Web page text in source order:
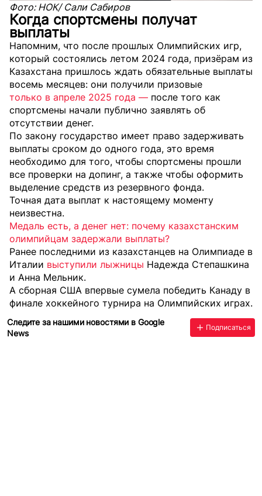
Фото: НОК/ Сали Сабиров
Когда спортсмены получат
выплаты
Напомним, что после прошлых Олимпийских игр,
который состоялись летом 2024 года, призёрам из
Казахстана пришлось ждать обязательные выплаты
восемь месяцев: они получили призовые
только в апреле 2025 года — после того как
спортсмены начали публично заявлять об
отсутствии денег.
По закону государство имеет право задерживать
выплаты сроком до одного года, это время
необходимо для того, чтобы спортсмены прошли
все проверки на допинг, а также чтобы оформить
выделение средств из резервного фонда.
Точная дата выплат к настоящему моменту
неизвестна.
Медаль есть, а денег нет: почему казахстанским
олимпийцам задержали выплаты?
Ранее последними из казахстанцев на Олимпиаде в
Италии выступили лыжницы Надежда Степашкина
и Анна Мельник.
А сборная США впервые сумела победить Канаду в
финале хоккейного турнира на Олимпийских играх.
Следите за нашими новостями в Google
News
Подписаться